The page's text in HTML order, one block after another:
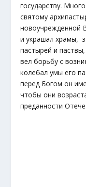
государству.
святому
новоучрежденной
и украшал храмы,
пастырей и
вел борьбу с
колебал умы его
перед Богом он
чтобы они
преданности